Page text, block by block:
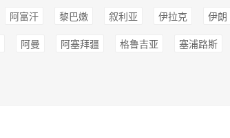
阿富汗 黎巴嫩 叙利亚 伊拉克 伊朗
阿曼 阿塞拜疆 格鲁吉亚 塞浦路斯